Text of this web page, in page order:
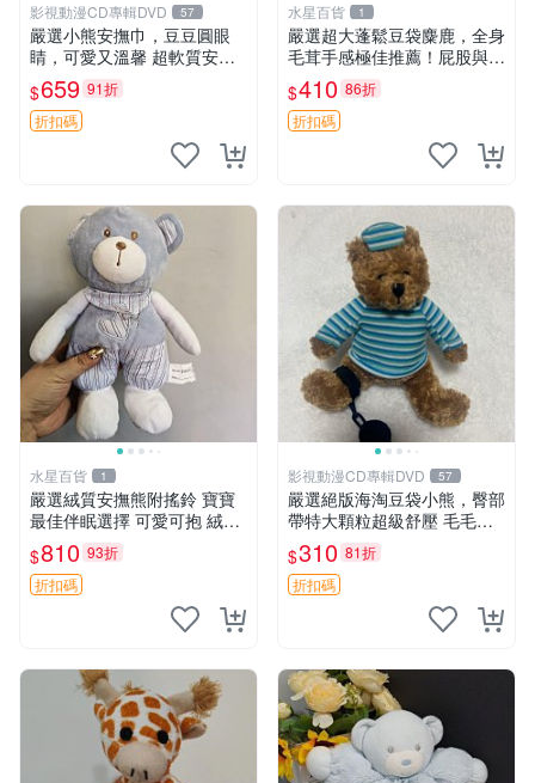
影視動漫CD專輯DVD 57
嚴選小熊安撫巾，豆豆圓眼
睛，可愛又溫馨 超軟質安撫
巾，豆豆設計，哄睡好幫手
約克豆豆眼安撫巾 數碼豆豆
眼
$659 91折
折扣碼
水星百貨 1
嚴選超大蓬鬆豆袋麋鹿，全身
毛茸手感極佳推薦！屁股與四
肢填充均勻，適合收藏與孩童
共賞。 麋鹿 豆袋 毛茸玩具
$410 86折
折扣碼
水星百貨 1
嚴選絨質安撫熊附搖鈴 寶寶
最佳伴眠選擇 可愛可抱 絨毛
玩具 安撫熊 嬰兒用
$810 93折
折扣碼
影視動漫CD專輯DVD 57
嚴選絕版海淘豆袋小熊，臀部
帶特大顆粒超級舒壓 毛毛摸
起來格外順滑適合收藏 100%
棉質 豆袋枕 豆袋、抱枕、小
熊
$310 81折
折扣碼